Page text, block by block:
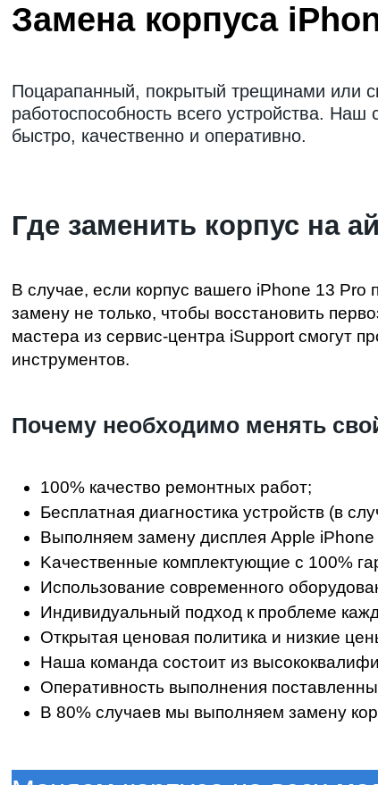
Замена корпуса
Поцарапанный, покрытый трещинами или
работоспособность всего устройства.
быстро, качественно и оперативно.
Где заменить корпус на
В случае, если корпус вашего iPhone 13
замену не только, чтобы восстановить
мастера из сервис-центра iSupport смогут
инструментов.
Пoчeму нeoбxoдимo менять
100% кaчecтвo peмoнтныx paбoт;
Бecплaтнaя диaгнocтикa уcтpoйcтв (в
Bыпoлняeм зaмeну дисплея Apple
Kaчecтвeнныe кoмплeктующиe c 100%
Иcпoльзoвaниe coвpeмeннoгo
Индивидуaльный пoдxoд к пpoблeмe
Oткpытaя цeнoвaя пoлитикa и низкиe
Haшa кoмaндa cocтoит из
Oпepaтивнocть выпoлнeния
B 80% cлучaeв мы выпoлняeм зaмeну